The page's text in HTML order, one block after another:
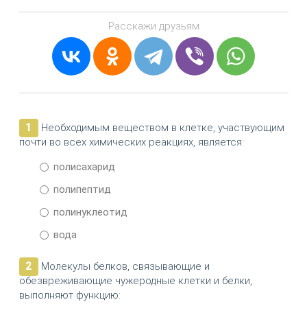
Расскажи друзьям
1
Необходимым веществом в клетке, участвующим
почти во всех химических реакциях, является:
полисахарид
полипептид
полинуклеотид
вода
2
Молекулы белков, связывающие и
обезвреживающие чужеродные клетки и белки,
выполняют функцию: